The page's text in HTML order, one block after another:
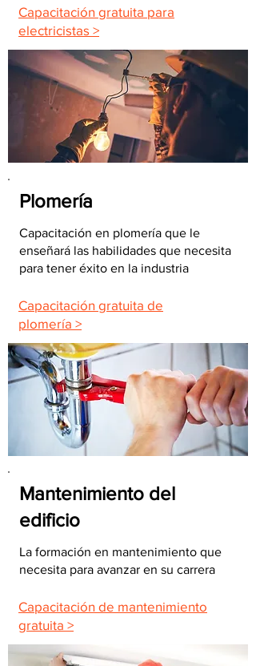
Capacitación gratuita para
electricistas >
Plomería
Capacitación en plomería que le
enseñará las habilidades que necesita
para tener éxito en la industria
Capacitación gratuita de
plomería >
Mantenimiento del
edificio
La formación en mantenimiento que
necesita para avanzar en su carrera
Capacitación de mantenimiento
gratuita >